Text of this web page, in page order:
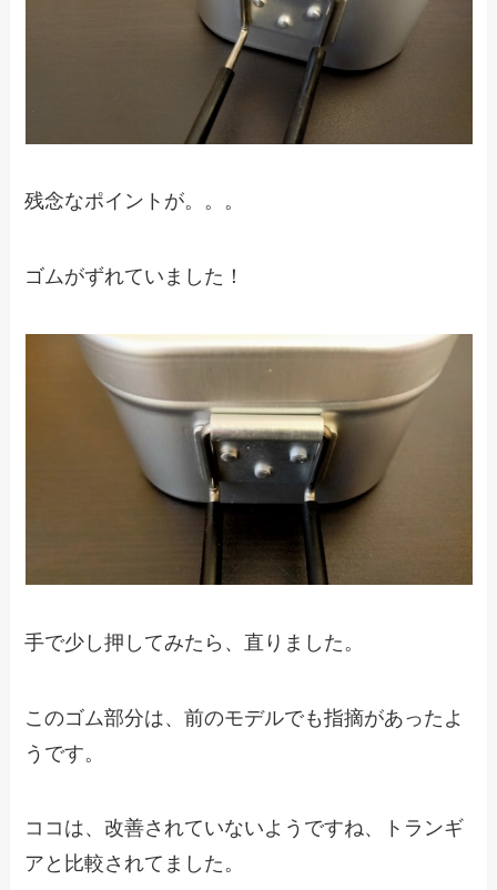
残念なポイントが。。。
ゴムがずれていました！
手で少し押してみたら、直りました。
このゴム部分は、前のモデルでも指摘があったよ
うです。
ココは、改善されていないようですね、トランギ
アと比較されてました。